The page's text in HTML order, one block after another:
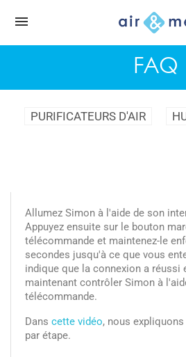
FAQ
PURIFICATEURS D'AIR
Allumez Simon à l'aide de son
Appuyez ensuite sur le bouton
télécommande et maintenez-le
secondes jusqu'à ce que vous
indique que la connexion a réussi
maintenant contrôler Simon à
télécommande.
Dans cette vidéo, nous
par étape.